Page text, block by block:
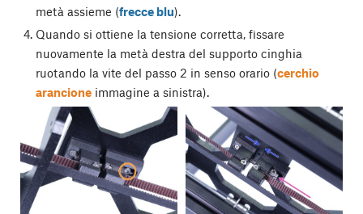
metà assieme (frecce blu).
Quando si ottiene la tensione corretta, fissare
nuovamente la metà destra del supporto cinghia
ruotando la vite del passo 2 in senso orario (cerchio
arancioneimmagine a sinistra).